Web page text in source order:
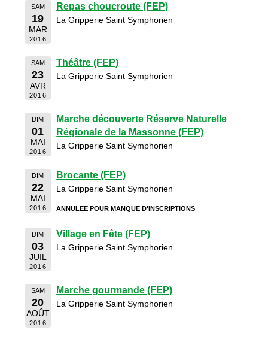
SAM
19
MAR
2016
Repas choucroute (FEP)
La Gripperie Saint Symphorien
SAM
23
AVR
2016
Théâtre (FEP)
La Gripperie Saint Symphorien
DIM
01
MAI
2016
Marche découverte Réserve Naturelle
Régionale de la Massonne (FEP)
La Gripperie Saint Symphorien
DIM
22
MAI
2016
Brocante (FEP)
La Gripperie Saint Symphorien
ANNULEE POUR MANQUE D'INSCRIPTIONS
DIM
03
JUIL
2016
Village en Fête (FEP)
La Gripperie Saint Symphorien
SAM
20
AOÛT
2016
Marche gourmande (FEP)
La Gripperie Saint Symphorien